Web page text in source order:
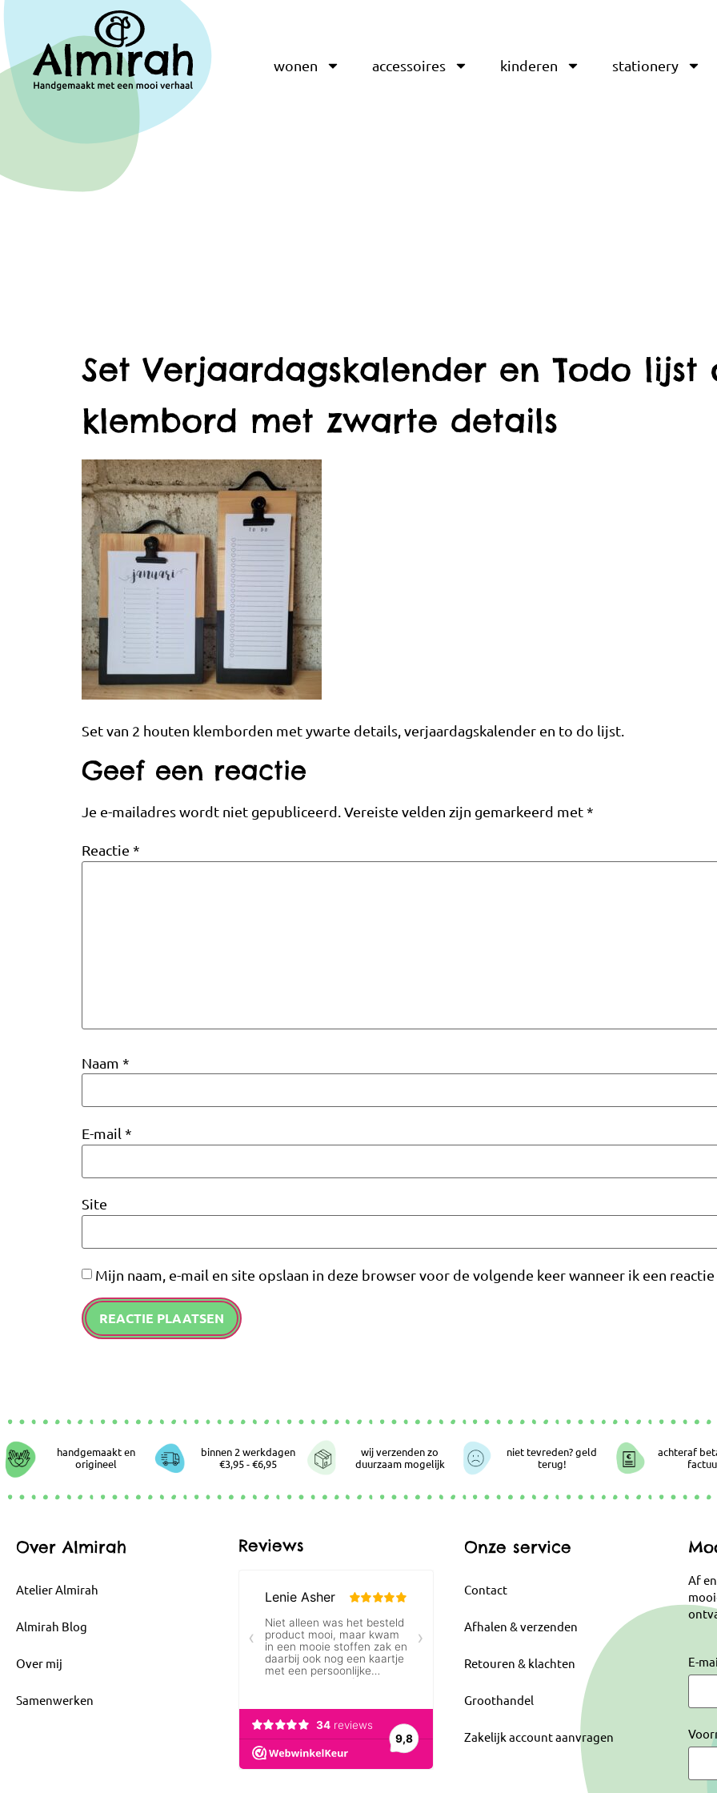
wonen accessoires kinderen stationery
Set Verjaardagskalender en Todo lijst
klembord met zwarte details
Set van 2 houten klemborden met ywarte details, verjaardagskalender en to do lijst.
Geef een reactie
Je e-mailadres wordt niet gepubliceerd. Vereiste velden zijn gemarkeerd met*
Reactie *
Naam *
E-mail *
Site
Mijn naam, e-mail en site opslaan in deze browser voor de volgende keer wanneer ik een
handgemaakt en
origineel
binnen 2 werkdagen
€3,95 - €6,95
wij verzenden zo
duurzaam mogelijk
niet tevreden? geld
terug!
achteraf
Over Almirah
Atelier Almirah
Almirah Blog
Over mij
Samenwerken
Reviews Onze service
Contact
Afhalen & verzenden
Retouren & klachten
Groothandel
Zakelijk account aanvragen
Af
E-